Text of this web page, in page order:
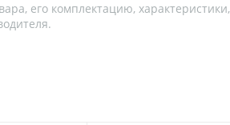
его комплектацию,